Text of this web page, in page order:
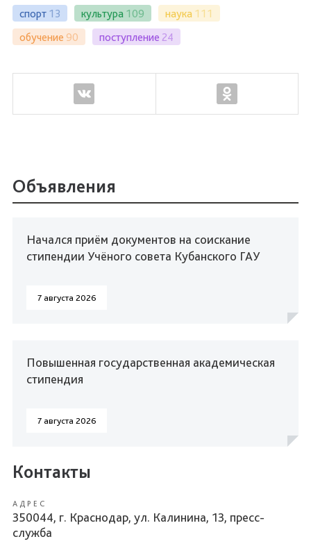
спорт 13 культура 109 наука 111
обучение 90 поступление 24
Объявления
Начался приём документов на соискание
стипендии Учёного совета Кубанского ГАУ
7 августа 2026
Повышенная государственная академическая
стипендия
7 августа 2026
Контакты
АДРЕС
350044, г. Краснодар, ул. Калинина, 13, пресс-
служба